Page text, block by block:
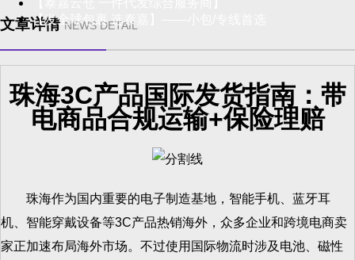
【发全球包裹 选泰嘉】——小包/专线首选
文章详情 NEWS DETAIL
珠海3C产品国际发货指南：带
电商品合规运输+保险理赔
珠海作为国内重要的电子制造基地，智能手机、蓝牙耳
机、智能穿戴设备等3C产品热销海外，众多企业和跨境电商卖
家正加速布局海外市场。不过使用国际物流时涉及电池、磁性